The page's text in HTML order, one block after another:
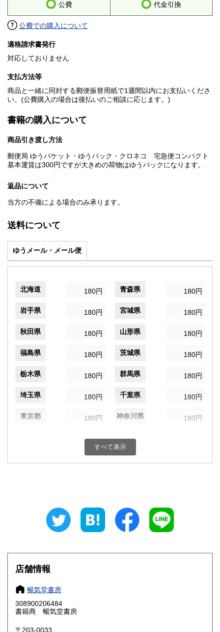
公費 代金引換
公費での購入について
適格請求書発行
対応しておりません
支払方法等
商品と一緒に同封する郵便振替用紙で1週間以内にお支払いくださ
い。(公費購入の場合は後払いのご相談に応じます。)
書籍の購入について
商品引き渡し方法
郵便局 ゆうパケット・ゆうパック・クロネコ 宅急便コンパクト
基本運賃は300円ですが大きめの荷物はゆうパックになります。
返品について
当方の不備による場合のみ承ります。
送料について
ゆうメール・メール便
北海道 180円 青森県 180円
岩手県 180円 宮城県 180円
秋田県 180円 山形県 180円
福島県 180円 茨城県 180円
栃木県 180円 群馬県 180円
埼玉県 180円 千葉県 180円
東京都 180円 神奈川県 180円
180円 富山県
180円 三重県
大阪府
奈良県
鳥取県
岡山県
すべて表示
店舗情報
暢気堂書房
308900206484
書籍商 暢気堂書房
〒203-0033